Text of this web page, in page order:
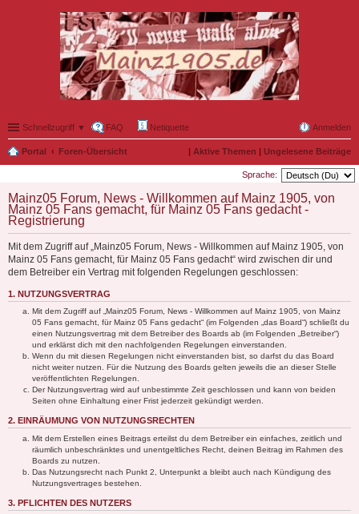
Schnellzugriff ▼ FAQ Netiquette Anmelden
Portal Foren-Übersicht | Aktive Themen | Ungelesene Beiträge
Sprache:
Mainz05 Forum, News - Willkommen auf Mainz 1905, von
Mainz 05 Fans gemacht, für Mainz 05 Fans gedacht -
Registrierung
Mit dem Zugriff auf „Mainz05 Forum, News - Willkommen auf Mainz 1905, von
Mainz 05 Fans gemacht, für Mainz 05 Fans gedacht“ wird zwischen dir und
dem Betreiber ein Vertrag mit folgenden Regelungen geschlossen:
1. NUTZUNGSVERTRAG
Mit dem Zugriff auf „Mainz05 Forum, News - Willkommen auf Mainz 1905, von Mainz
05 Fans gemacht, für Mainz 05 Fans gedacht“ (im Folgenden „das Board“) schließt du
einen Nutzungsvertrag mit dem Betreiber des Boards ab (im Folgenden „Betreiber“)
und erklärst dich mit den nachfolgenden Regelungen einverstanden.
Wenn du mit diesen Regelungen nicht einverstanden bist, so darfst du das Board
nicht weiter nutzen. Für die Nutzung des Boards gelten jeweils die an dieser Stelle
veröffentlichten Regelungen.
Der Nutzungsvertrag wird auf unbestimmte Zeit geschlossen und kann von beiden
Seiten ohne Einhaltung einer Frist jederzeit gekündigt werden.
2. EINRÄUMUNG VON NUTZUNGSRECHTEN
Mit dem Erstellen eines Beitrags erteilst du dem Betreiber ein einfaches, zeitlich und
räumlich unbeschränktes und unentgeltliches Recht, deinen Beitrag im Rahmen des
Boards zu nutzen.
Das Nutzungsrecht nach Punkt 2, Unterpunkt a bleibt auch nach Kündigung des
Nutzungsvertrages bestehen.
3. PFLICHTEN DES NUTZERS